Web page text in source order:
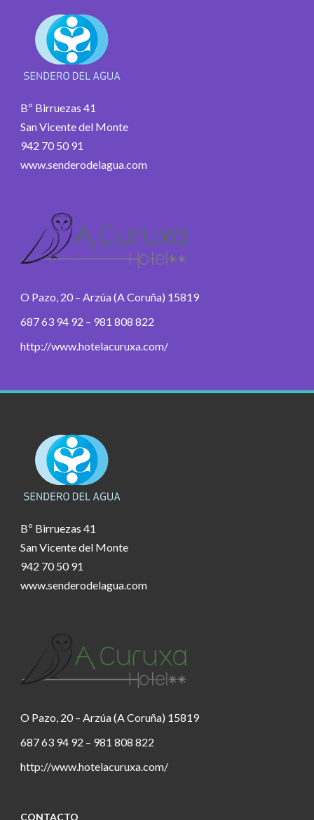
Bº Birruezas 41
San Vicente del Monte
942 70 50 91
www.senderodelagua.com
O Pazo, 20 – Arzúa (A Coruña) 15819
687 63 94 92 – 981 808 822
http://www.hotelacuruxa.com/
Bº Birruezas 41
San Vicente del Monte
942 70 50 91
www.senderodelagua.com
O Pazo, 20 – Arzúa (A Coruña) 15819
687 63 94 92 – 981 808 822
http://www.hotelacuruxa.com/
CONTACTO